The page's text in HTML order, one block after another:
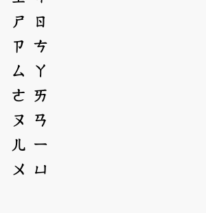
ㄕ
ㄖ
ㄗ ㄘ
ㄙ
ㄚ
ㄜ ㄞ
ㄡ
ㄢ
ㄦ ㄧ
ㄨ
ㄩ